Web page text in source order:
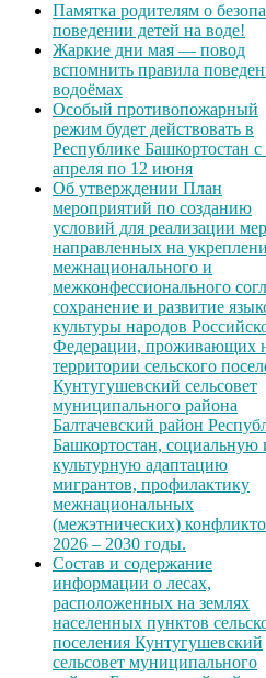
Памятка родителям о
поведении детей на воде!
Жаркие дни мая — повод
вспомнить правила
водоёмах
Особый противопожарный
режим будет действовать в
Республике Башкортостан с
апреля по 12 июня
Об утверждении План
мероприятий по созданию
условий для реализации
направленных на
межнационального и
межконфессионального
сохранение и развитие
культуры народов
Федерации, проживающих
территории сельского
Кунтугушевский сельсовет
муниципального района
Балтачевский район
Башкортостан, социальную
культурную адаптацию
мигрантов, профилактику
межнациональных
(межэтнических)
2026 – 2030 годы.
Состав и содержание
информации о лесах,
расположенных на землях
населенных пунктов
поселения Кунтугушевский
сельсовет муниципального